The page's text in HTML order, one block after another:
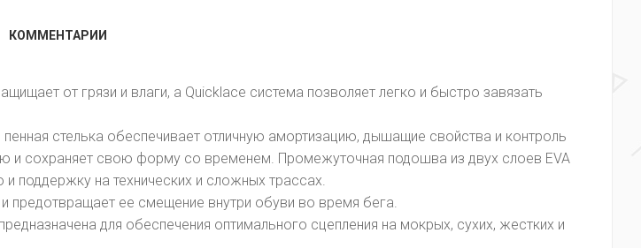
КОММЕНТАРИИ
от грязи и влаги, а Quicklace система позволяет легко и быстро завязать
стелька обеспечивает отличную амортизацию, дышащие свойства и контроль
и сохраняет свою форму со временем. Промежуточная подошва из двух слоев EVA
поддержку на технических и сложных трассах.
предотвращает ее смещение внутри обуви во время бега.
для обеспечения оптимального сцепления на мокрых, сухих, жестких и